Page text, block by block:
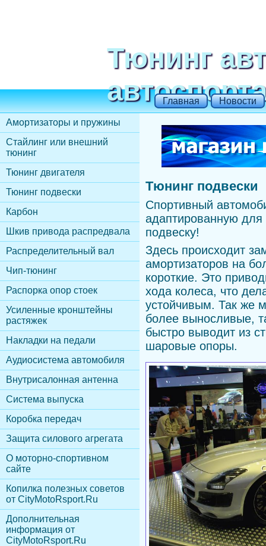
Тюнинг
Главная Новости
Тюнинг подвески
Спортивный
адаптированную для
подвеску!
Здесь происходит
амортизаторов на
короткие. Это
хода колеса, что
устойчивым. Так же
более выносливые,
быстро выводит из
шаровые опоры.
Амортизаторы и пружины
Стайлинг или внешний
тюнинг
Тюнинг двигателя
Тюнинг подвески
Карбон
Шкив привода распредвала
Распределительный вал
Чип-тюнинг
Распорка опор стоек
Усиленные кронштейны
растяжек
Накладки на педали
Аудиосистема автомобиля
Внутрисалонная антенна
Cистема выпуска
Коробка передач
Защита силового агрегата
О моторно-спортивном
сайте
Копилка полезных советов
от CityMotoRsport.Ru
Дополнительная
информация от
CityMotoRsport.Ru